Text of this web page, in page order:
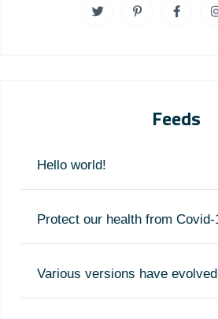
Feeds
Hello world!
Protect our health from
Various versions have